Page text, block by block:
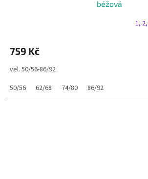
béžová
1,
759 Kč
vel. 50/56-86/92
50/56
62/68 74/80 86/92